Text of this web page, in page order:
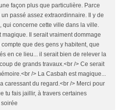
façon plus que particulière. Parce
passé assez extraordinnaire. Il y de
qui concerne cette ville dans la ville.
magique. Il serait vraiment dommage
que des gens y habitent, que
en ce lieu... il serait bien de relever la
de grands travaux.<br /> Ce serait
/> La Casbah est magique...
caressant du regard.<br /> Merci pour
tu fais jaillir, à travers certaines